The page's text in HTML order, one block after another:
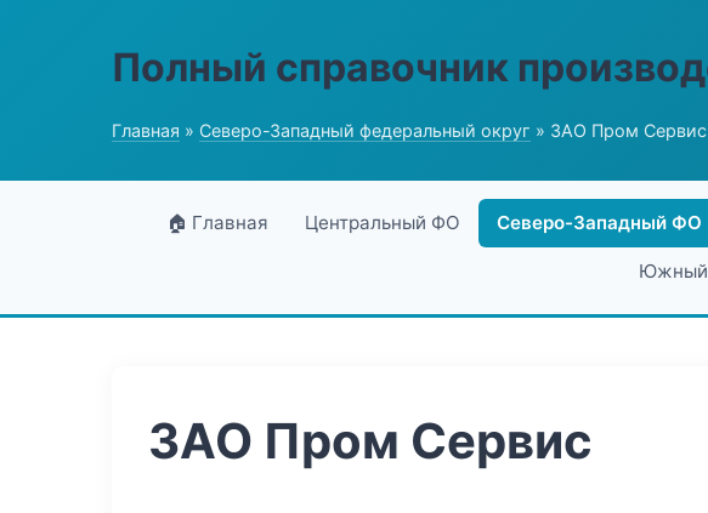
Полный справочник
Главная » Северо-Западный федеральный округ » ЗАО Пром Сервис
🏠 Главная Центральный ФО Северо-Западный ФО
ЗАО Пром Сервис